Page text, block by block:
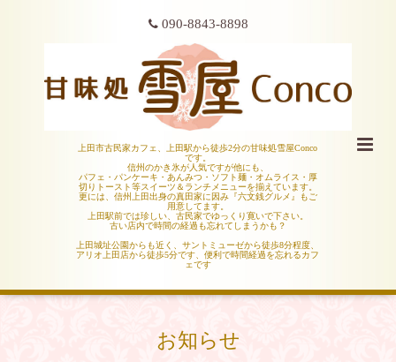
090-8843-8898
上田市古民家カフェ、上田駅から徒歩2分の甘味処雪屋Conco
です。
信州のかき氷が人気ですが他にも、
パフェ・パンケーキ・あんみつ・ソフト麺・オムライス・厚
切りトースト等スイーツ＆ランチメニューを揃えています。
更には、信州上田出身の真田家に因み『六文銭グルメ』もご
用意してます。
上田駅前では珍しい、古民家でゆっくり寛いで下さい。
古い店内で時間の経過も忘れてしまうかも？
上田城址公園からも近く、サントミューゼから徒歩8分程度、
アリオ上田店から徒歩5分です、便利で時間経過を忘れるカフ
ェです
お知らせ